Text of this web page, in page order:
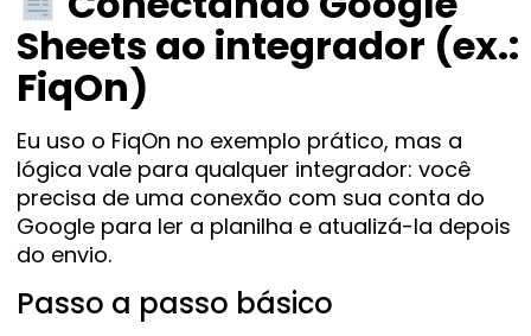
Sheets ao integrador (ex.:
FiqOn)
Eu uso o FiqOn no exemplo prático, mas a
lógica vale para qualquer integrador: você
precisa de uma conexão com sua conta do
Google para ler a planilha e atualizá-la depois
do envio.
Passo a passo básico